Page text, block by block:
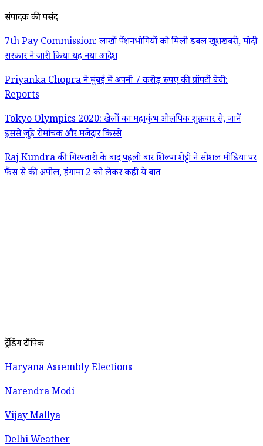
संपादक की पसंद
7th Pay Commission: लाखों पेंशनभोगियों को मिली डबल खुशखबरी, मोदी
सरकार ने जारी किया यह नया आदेश
Priyanka Chopra ने मुंबई में अपनी 7 करोड़ रुपए की प्रॉपर्टी बेची:
Reports
Tokyo Olympics 2020: खेलों का महाकुंभ ओलंपिक शुक्रवार से, जानें
इससे जुड़े रोमांचक और मजेदार किस्से
Raj Kundra की गिरफ्तारी के बाद पहली बार शिल्पा शेट्टी ने सोशल मीडिया पर
फैंस से की अपील, हंगामा 2 को लेकर कही ये बात
ट्रेंडिंग टॉपिक
Haryana Assembly Elections
Narendra Modi
Vijay Mallya
Delhi Weather